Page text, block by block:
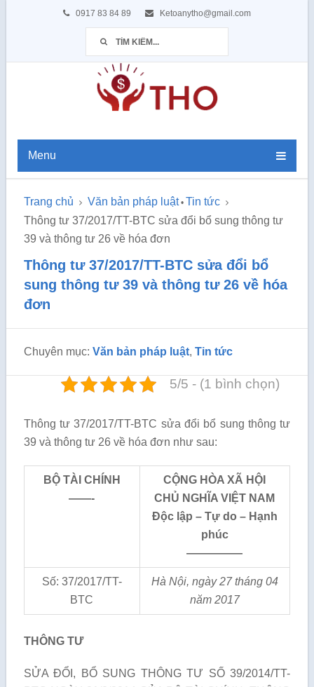
0917 83 84 89 Ketoanytho@gmail.com
Menu
Trang chủ Văn bản pháp luật • Tin tức
Thông tư 37/2017/TT-BTC sửa đổi bổ sung thông tư
39 và thông tư 26 về hóa đơn
Thông tư 37/2017/TT-BTC sửa đổi bổ
sung thông tư 39 và thông tư 26 về hóa
đơn
Chuyên mục: Văn bản pháp luật, Tin tức
5/5 - (1 bình chọn)
Thông tư 37/2017/TT-BTC sửa đổi bổ sung thông tư
39 và thông tư 26 về hóa đơn như sau:
BỘ TÀI CHÍNH
——-
CỘNG HÒA XÃ HỘI
CHỦ NGHĨA VIỆT NAM
Độc lập – Tự do – Hạnh
phúc
—————
Số: 37/2017/TT-
BTC
Hà Nội, ngày 27 tháng 04
năm 2017
THÔNG TƯ
SỬA ĐỔI, BỔ SUNG THÔNG TƯ SỐ 39/2014/TT-